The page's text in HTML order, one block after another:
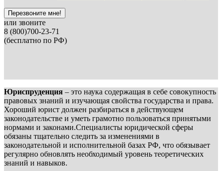
Перезвоните мне!
или звоните
8 (800)700-23-71
(бесплатно по РФ)
Юриспруденция – это наука содержащая в себе совокупность
правовых знаний и изучающая свойства государства и права.
Хороший юрист должен разбираться в действующем
законодательстве и уметь грамотно пользоваться принятыми
нормами и законами.Специалисты юридической сферы
обязаны тщательно следить за изменениями в
законодательной и исполнительной базах РФ, что обязывает
регулярно обновлять необходимый уровень теоретических
знаний и навыков.